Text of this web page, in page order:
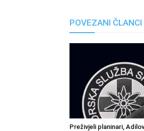
POVEZANI ČLANCI
Preživjeli planinari,